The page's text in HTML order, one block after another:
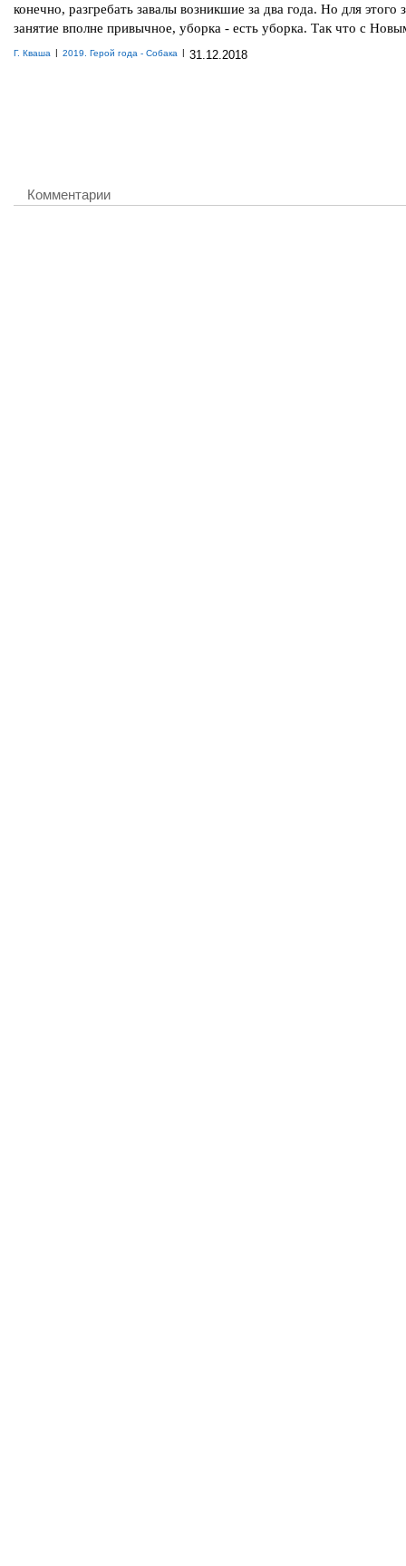
конечно, разгребать завалы возникшие за два года. Но для этого
занятие вполне привычное, уборка - есть уборка. Так что с
Г. Кваша | 2019. Герой года - Собака | 31.12.2018
Комментарии